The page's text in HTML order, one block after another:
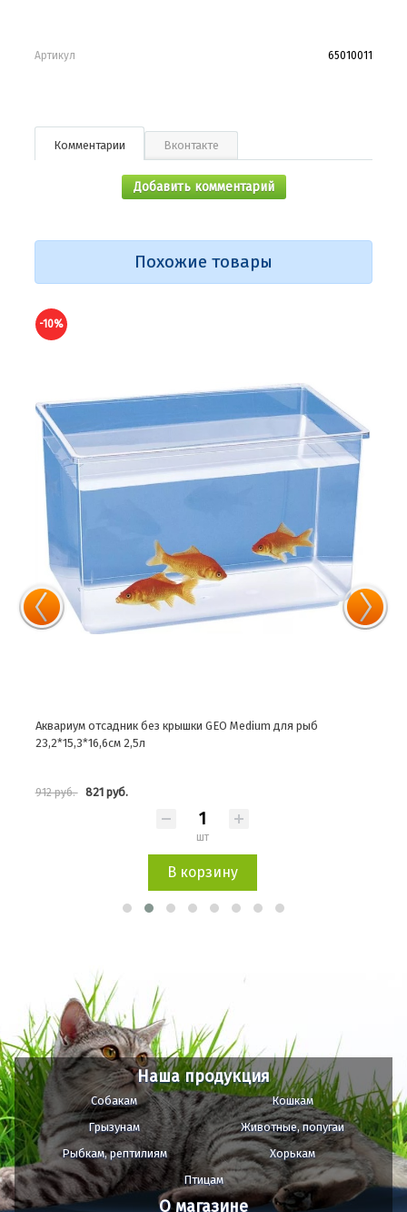
Артикул 65010011
Комментарии Вконтакте
Добавить комментарий
Похожие товары
-10%
Аквариум отсадник без крышки GEO Medium для рыб
23,2*15,3*16,6см 2,5л
912 руб. 821 руб.
шт
В корзину
Наша продукция
Собакам
Кошкам
Грызунам
Животные, попугаи
Рыбкам, рептилиям
Хорькам
Птицам
О магазине